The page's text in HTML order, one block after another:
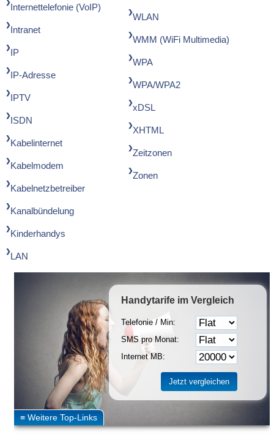
Internettelefonie (VoIP)
Intranet
IP
IP-Adresse
IPTV
ISDN
Kabelinternet
Kabelmodem
Kabelnetzbetreiber
Kanalbündelung
Kinderhandys
LAN
WLAN
WMM (WiFi Multimedia)
WPA
WPA/WPA2
xDSL
XHTML
Zeitzonen
Zonen
Handytarife im Vergleich
Telefonie / Min:
SMS pro Monat:
Internet MB: